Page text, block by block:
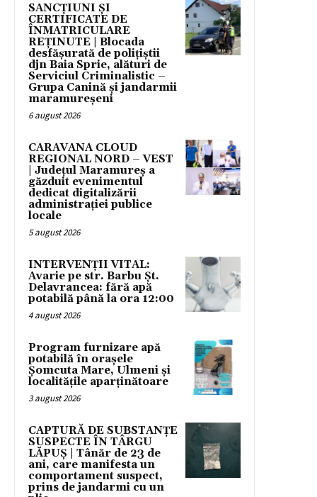
SANCȚIUNI ȘI
CERTIFICATE DE
ÎNMATRICULARE
REȚINUTE | Blocada
desfășurată de polițiștii
djn Baia Sprie, alături de
Serviciul Criminalistic –
Grupa Canină și jandarmii
maramureșeni
6 august 2026
CARAVANA CLOUD
REGIONAL NORD – VEST
| Județul Maramureș a
găzduit evenimentul
dedicat digitalizării
administrației publice
locale
5 august 2026
INTERVENȚII VITAL:
Avarie pe str. Barbu Șt.
Delavrancea: fără apă
potabilă până la ora 12:00
4 august 2026
Program furnizare apă
potabilă în orașele
Șomcuta Mare, Ulmeni și
localitățile aparținătoare
3 august 2026
CAPTURĂ DE SUBSTANȚE
SUSPECTE ÎN TÂRGU
LĂPUȘ | Tânăr de 23 de
ani, care manifesta un
comportament suspect,
prins de jandarmi cu un